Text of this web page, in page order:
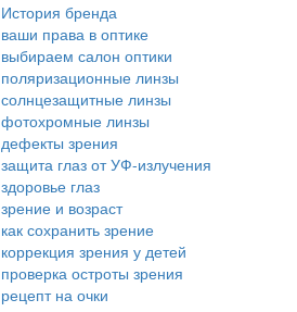
История бренда
ваши права в оптике
выбираем салон оптики
поляризационные линзы
солнцезащитные линзы
фотохромные линзы
дефекты зрения
защита глаз от УФ-излучения
здоровье глаз
зрение и возраст
как сохранить зрение
коррекция зрения у детей
проверка остроты зрения
рецепт на очки